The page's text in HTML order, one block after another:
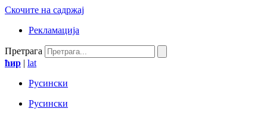
Скочите на садржај
Рекламација
Претрага
ћир | lat
Русински
Русински